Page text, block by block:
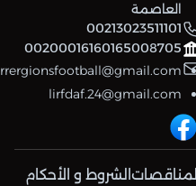
العاصمة
00213023511101
00200016160165008705
lirfdaf.24@gmail.com
المناقصات الشروط و الأحكام